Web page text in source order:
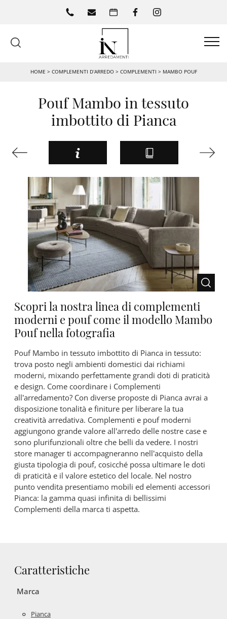
HOME > COMPLEMENTI D’ARREDO> COMPLEMENTI > MAMBO POUF
Pouf Mambo in tessuto
imbottito di Pianca
Scopri la nostra linea di complementi
moderni e pouf come il modello Mambo
Pouf nella fotografia
Pouf Mambo in tessuto imbottito di Pianca in tessuto:
trova posto negli ambienti domestici dai richiami
moderni, mixando perfettamente grandi doti di praticità
e design. Come coordinare i Complementi
all’arredamento? Con diverse proposte di Pianca avrai a
disposizione tonalità e finiture per liberare la tua
creatività arredativa. Complementi e pouf moderni
aggiungono grande valore all’arredo delle nostre case e
sono plurifunzionali oltre che belli da vedere. I nostri
store manager ti accompagneranno nell’acquisto della
giusta tipologia di pouf, cosicché possa ultimare le doti
di praticità e il valore estetico del locale. Nel nostro
punto vendita presentiamo mobili ed elementi accessori
Pianca: la gamma quasi infinita di bellissimi
Complementi della marca ti aspetta.
Caratteristiche
Marca
Pianca